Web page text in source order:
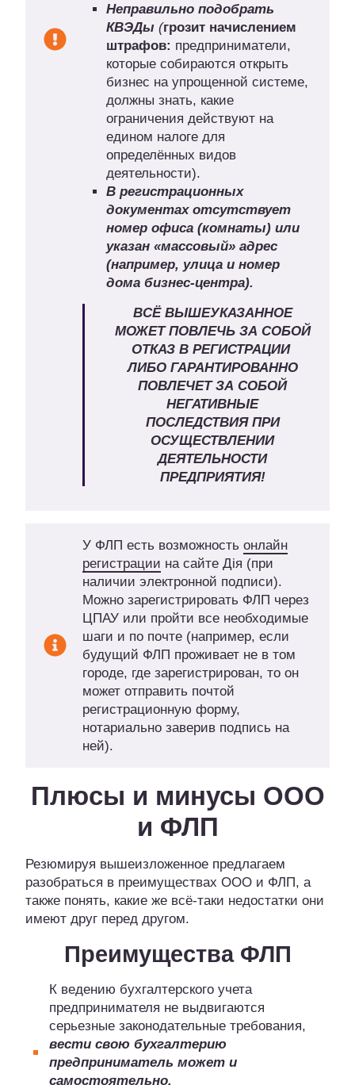
Неправильно подобрать
КВЭДы (грозит начислением
штрафов: предприниматели,
которые собираются открыть
бизнес на упрощенной системе,
должны знать, какие
ограничения действуют на
едином налоге для
определённых видов
деятельности).
В регистрационных
документах отсутствует
номер офиса (комнаты) или
указан «массовый» адрес
(например, улица и номер
дома бизнес-центра).
ВСЁ ВЫШЕУКАЗАННОЕ
МОЖЕТ ПОВЛЕЧЬ ЗА СОБОЙ
ОТКАЗ В РЕГИСТРАЦИИ
ЛИБО ГАРАНТИРОВАННО
ПОВЛЕЧЕТ ЗА СОБОЙ
НЕГАТИВНЫЕ
ПОСЛЕДСТВИЯ ПРИ
ОСУЩЕСТВЛЕНИИ
ДЕЯТЕЛЬНОСТИ
ПРЕДПРИЯТИЯ!
У ФЛП есть возможность онлайн
регистрации на сайте Дія (при
наличии электронной подписи).
Можно зарегистрировать ФЛП через
ЦПАУ или пройти все необходимые
шаги и по почте (например, если
будущий ФЛП проживает не в том
городе, где зарегистрирован, то он
может отправить почтой
регистрационную форму,
нотариально заверив подпись на
ней).
Плюсы и минусы ООО
и ФЛП
Резюмируя вышеизложенное предлагаем
разобраться в преимуществах ООО и ФЛП, а
также понять, какие же всё-таки недостатки они
имеют друг перед другом.
Преимущества ФЛП
К ведению бухгалтерского учета
предпринимателя не выдвигаются
серьезные законодательные требования,
вести свою бухгалтерию
предприниматель может и
самостоятельно.